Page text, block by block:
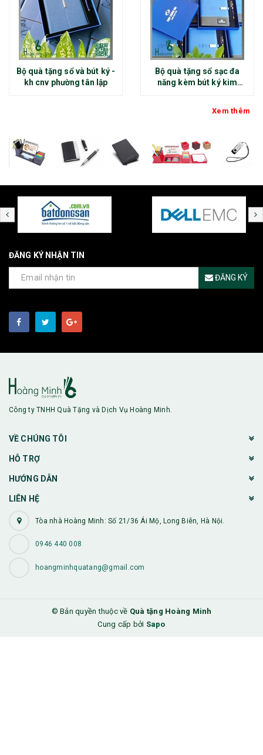
Bộ quà tặng sổ và bút ký -
kh cnv phường tân lập
Bộ quà tặng sổ sạc đa
năng kèm bút ký kim
Xem thêm
ĐĂNG KÝ NHẬN TIN
ĐĂNG KÝ
Công ty TNHH Quà Tặng và Dịch Vụ Hoàng Minh.
VỀ CHÚNG TÔI
HỖ TRỢ
HƯỚNG DẪN
LIÊN HỆ
Tòa nhà Hoàng Minh: Số 21/36 Ái Mộ, Long Biên, Hà Nội.
0946 440 008
hoangminhquatang@gmail.com
© Bản quyền thuộc về Quà tặng Hoàng Minh
Cung cấp bởi Sapo